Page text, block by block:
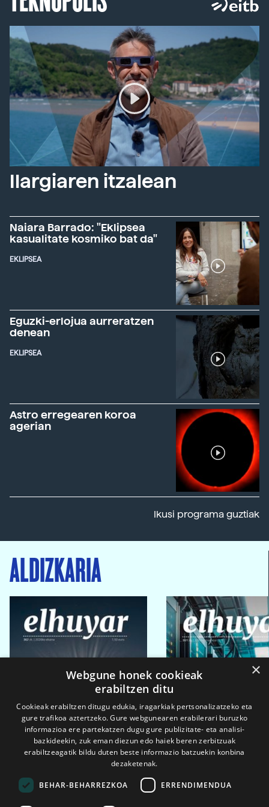
Ilargiaren itzalean
Naiara Barrado: "Eklipsea
kasualitate kosmiko bat da"
EKLIPSEA
Eguzki-erlojua aurreratzen
denean
EKLIPSEA
Astro erregearen koroa
agerian
Ikusi programa guztiak
ALDIZKARIA
×
Webgune honek cookieak
erabiltzen ditu
Cookieak erabiltzen ditugu edukia, iragarkiak pertsonalizatzeko eta
gure trafikoa aztertzeko. Gure webgunearen erabilerari buruzko
informazioa ere partekatzen dugu gure publizitate- eta analisi-
bazkideekin, zuk eman diezun edo haiek beren zerbitzuak
erabiltzeagatik bildu duten beste informazio batzuekin konbina
dezaketenak.
BEHAR-BEHARREZKOA ERRENDIMENDUA